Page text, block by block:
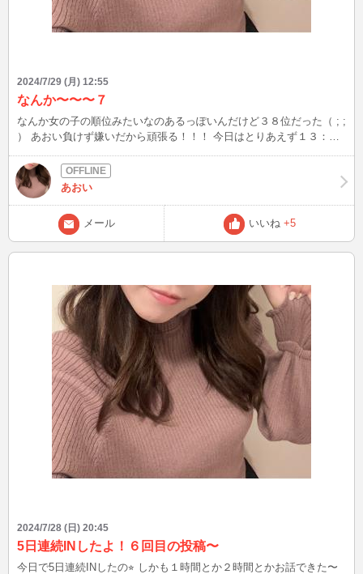
2024/7/29 (月) 12:55
なんか〜〜〜７
なんか女の子の順位みたいなのあるっぽいんだけど３８位だった（ ; ;
） あおい負けず嫌いだから頑張る！！！ 今日はとりあえず１３：３
あおいが待機してたらお話しにきてね⭐︎ ５分でも嬉しいから（＾＾）
あおい
メール いいね +5
2024/7/28 (日) 20:45
5日連続INしたよ！６回目の投稿〜
今日で5日連続INしたの⭐︎ しかも１時間とか２時間とかお話できた〜